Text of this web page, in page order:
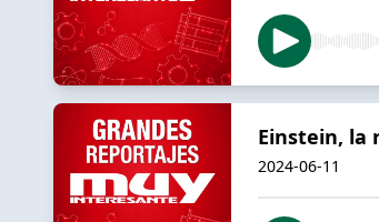
Einstein, la
2024-06-11